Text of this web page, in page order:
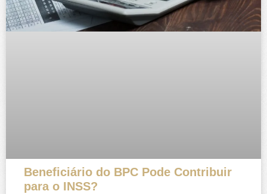
Beneficiário do BPC Pode Contribuir
para o INSS?